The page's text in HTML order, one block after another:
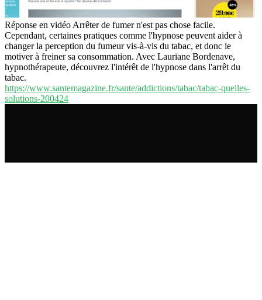
Réponse en vidéo Arrêter de fumer n'est pas chose facile.
Cependant, certaines pratiques comme l'hypnose peuvent aider à
changer la perception du fumeur vis-à-vis du tabac, et donc le
motiver à freiner sa consommation. Avec Lauriane Bordenave,
hypnothérapeute, découvrez l'intérêt de l'hypnose dans l'arrêt du
tabac.
https://www.santemagazine.fr/sante/addictions/tabac/tabac-quelles-
solutions-200424